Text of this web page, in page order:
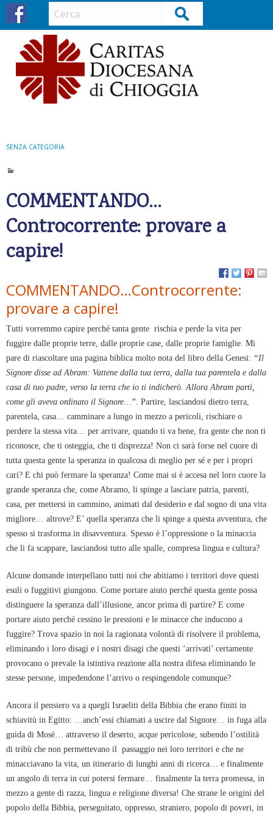
Cerca
SENZA CATEGORIA
COMMENTANDO…
Controcorrente: provare a
capire!
COMMENTANDO…Controcorrente:
provare a capire!
Tutti vorremmo capire perché tanta gente rischia e perde la vita per
fuggire dalle proprie terre, dalle proprie case, dalle proprie famiglie. Mi
pare di riascoltare una pagina biblica molto nota del libro della Genesi: “Il
Signore disse ad Abram: Vattene dalla tua terra, dalla tua parentela e dalla
casa di tuo padre, verso la terra che io ti indicherò. Allora Abram partì,
come gli aveva ordinato il Signore…” . Partire, lasciandosi dietro terra,
parentela, casa… camminare a lungo in mezzo a pericoli, rischiare o
perdere la stessa vita… per arrivare, quando ti va bene, fra gente che non ti
riconosce, che ti osteggia, che ti disprezza! Non ci sarà forse nel cuore di
tutta questa gente la speranza in qualcosa di meglio per sé e per i propri
cari? E chi può fermare la speranza! Come mai si è accesa nel loro cuore la
grande speranza che, come Abramo, li spinge a lasciare patria, parenti,
casa, per mettersi in cammino, animati dal desiderio e dal sogno di una vita
migliore… altrove? E’ quella speranza che li spinge a questa avventura, che
spesso si trasforma in disavventura. Spesso è l’oppressione o la minaccia
che li fa scappare, lasciandosi tutto alle spalle, compresa lingua e cultura?
Alcune domande interpellano tutti noi che abitiamo i territori dove questi
esuli o fuggitivi giungono. Come portare aiuto perché questa gente possa
distinguere la speranza dall’illusione, ancor prima di partire? E come
portare aiuto perché cessino le pressioni e le minacce che inducono a
fuggire? Trova spazio in noi la ragionata volontà di risolvere il problema,
eliminando i loro disagi e i nostri disagi che questi ‘arrivati’ certamente
provocano o prevale la istintiva reazione alla nostra difesa eliminando le
stesse persone, impedendone l’arrivo o respingendole comunque?
Ancora il pensiero va a quegli Israeliti della Bibbia che erano finiti in
schiavitù in Egitto: …anch’essi chiamati a uscire dal Signore… in fuga alla
guida di Mosè… attraverso il deserto, acque pericolose, subendo l’ostilità
di tribù che non permettevano il passaggio nei loro territori e che ne
minacciavano la vita, un itinerario di lunghi anni di ricerca… e finalmente
un angolo di terra in cui potersi fermare… finalmente la terra promessa, in
mezzo a gente di razza, lingua e religione diversa! Che strane le origini del
popolo della Bibbia, perseguitato, oppresso, straniero, popolo di poveri, in